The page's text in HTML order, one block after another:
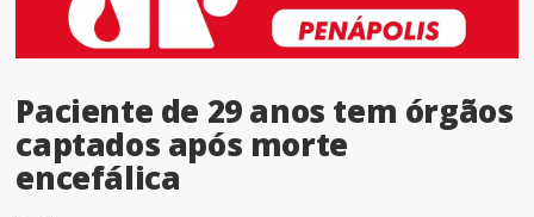
Paciente de 29 anos tem órgãos
captados após morte
encefálica